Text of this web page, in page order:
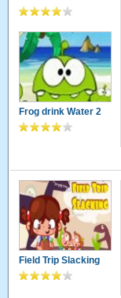
Frog drink Water 2
Field Trip Slacking